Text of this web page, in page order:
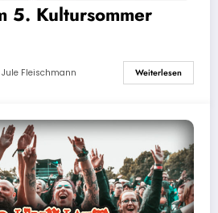
5. Kultursommer
Jule Fleischmann Weiterlesen